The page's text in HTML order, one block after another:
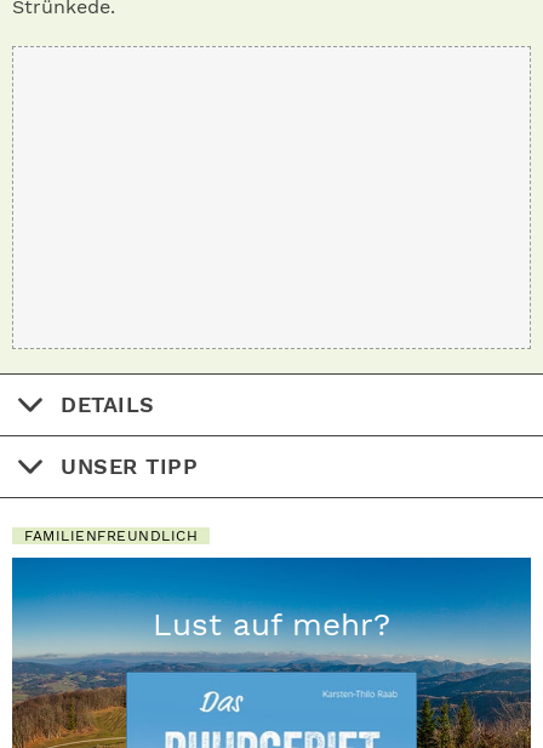
Strünkede.
DETAILS
UNSER TIPP
FAMILIENFREUNDLICH
Lust auf mehr?